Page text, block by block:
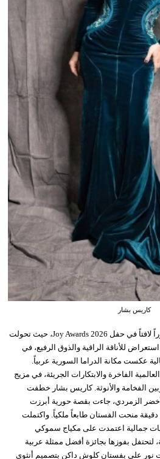
كاريس بشار
سجّلت النجمات السوريات حضوراً لافتاً في حفل Joy Awards 2026، حيث تحولت
للأناقة الراقية والذوق الرفيع، في
عكست مكانة الدراما السورية عربياً.
الفاخرة والابتكارات الجريئة، في مزيج
الفخامة والأنوثة. كاريس بشار خطفت
الزمردي، جاءت بقصة حورية أبرزت
دقيقة منحت الفستان طابعاً ملكياً. واكتملت
جمالية اعتمدت على مكياج سموكي
بفوزها بجائزة أفضل ممثلة عربية
نور علي بفستان كلوش داكن بتصميم أنثوي